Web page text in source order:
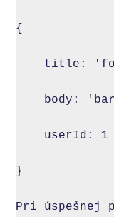
{
title:
body:
userId: 1
}
Pri úspešnej